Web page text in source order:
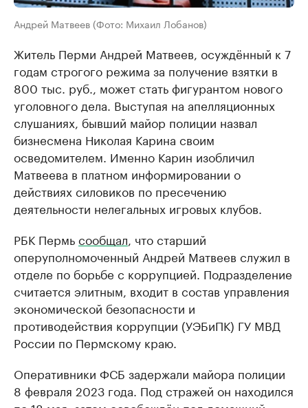
Андрей Матвеев (Фото: Михаил Лобанов)
Житель Перми Андрей Матвеев, осуждённый к 7
годам строгого режима за получение взятки в
800 тыс. руб., может стать фигурантом нового
уголовного дела. Выступая на апелляционных
слушаниях, бывший майор полиции назвал
бизнесмена Николая Карина своим
осведомителем. Именно Карин изобличил
Матвеева в платном информировании о
действиях силовиков по пресечению
деятельности нелегальных игровых клубов.
РБК Пермьсообщал , что старший
оперуполномоченный Андрей Матвеев служил в
отделе по борьбе с коррупцией. Подразделение
считается элитным, входит в состав управления
экономической безопасности и
противодействия коррупции (УЭБиПК) ГУ МВД
России по Пермскому краю.
Оперативники ФСБ задержали майора полиции
8 февраля 2023 года. Под стражей он находился